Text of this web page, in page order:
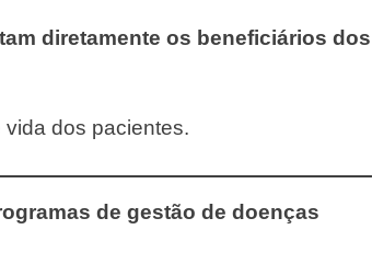
diretamente os beneficiários dos
dos pacientes.
de gestão de doenças